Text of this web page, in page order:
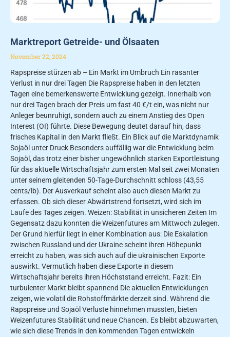
Marktreport Getreide- und Ölsaaten
November 22, 2024
Rapspreise stürzen ab – Ein Markt im Umbruch Ein rasanter
Verlust in nur drei Tagen Die Rapspreise haben in den letzten
Tagen eine bemerkenswerte Entwicklung gezeigt. Innerhalb von
nur drei Tagen brach der Preis um fast 40 €/t ein, was nicht nur
Anleger beunruhigt, sondern auch zu einem Anstieg des Open
Interest (OI) führte. Diese Bewegung deutet darauf hin, dass
frisches Kapital in den Markt fließt. Ein Blick auf die Marktdynamik
Sojaöl unter Druck Besonders auffällig war die Entwicklung beim
Sojaöl, das trotz einer bisher ungewöhnlich starken Exportleistung
für das aktuelle Wirtschaftsjahr zum ersten Mal seit zwei Monaten
unter seinem gleitenden 50-Tage-Durchschnitt schloss (43,55
cents/lb). Der Ausverkauf scheint also auch diesen Markt zu
erfassen. Ob sich dieser Abwärtstrend fortsetzt, wird sich im
Laufe des Tages zeigen. Weizen: Stabilität in unsicheren Zeiten Im
Gegensatz dazu konnten die Weizenfutures am Mittwoch zulegen.
Der Grund hierfür liegt in einer Kombination aus: Die Eskalation
zwischen Russland und der Ukraine scheint ihren Höhepunkt
erreicht zu haben, was sich auch auf die ukrainischen Exporte
auswirkt. Vermutlich haben diese Exporte in diesem
Wirtschaftsjahr bereits ihren Höchststand erreicht. Fazit: Ein
turbulenter Markt bleibt spannend Die aktuellen Entwicklungen
zeigen, wie volatil die Rohstoffmärkte derzeit sind. Während die
Rapspreise und Sojaöl Verluste hinnehmen mussten, bieten
Weizenfutures Stabilität und neue Chancen. Es bleibt abzuwarten,
wie sich diese Trends in den kommenden Tagen entwickeln